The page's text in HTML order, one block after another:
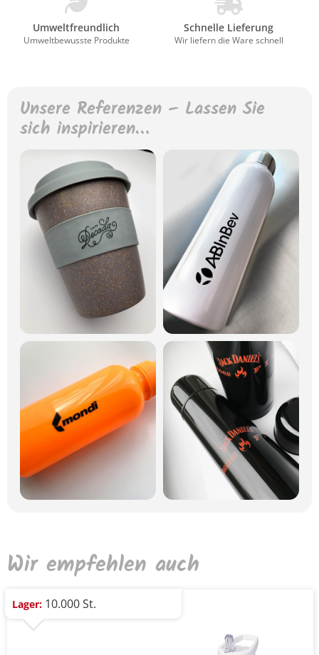
Umweltfreundlich
Umweltbewusste Produkte
Schnelle Lieferung
Wir liefern die Ware schnell
Unsere Referenzen – Lassen Sie
sich inspirieren…
Wir empfehlen auch
Lager: 10.000 St.